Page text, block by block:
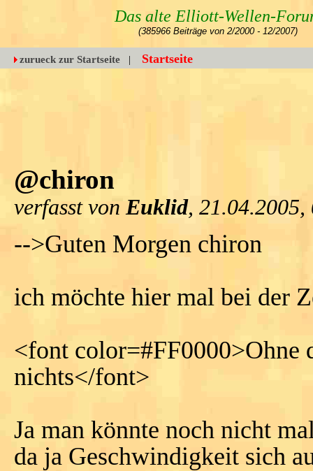
Das alte Elliott-Wellen-
(385966 Beiträge von 2/2000 - 12/2007)
zurueck zur Startseite | Startseite
@chiron
verfasst vonEuklid, 21.04.2005,
-->Guten Morgen chiron
ich möchte hier mal bei der
<font color=#FF0000>Ohne
nichts</font>
Ja man könnte noch nicht
da ja Geschwindigkeit sich